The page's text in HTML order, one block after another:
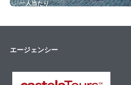
一人当たり
エージェンシー